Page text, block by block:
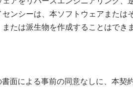
ンシーは、本ソフトウェアまたは
たは派生物を作成することはでき
面による事前の同意なしに、本契